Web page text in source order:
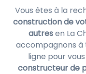
Vous êtes à la
construction de
autresen La
accompagnons
ligne pour
constructeur de